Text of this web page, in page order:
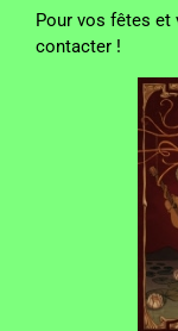
Pour vos fêtes et
contacter !